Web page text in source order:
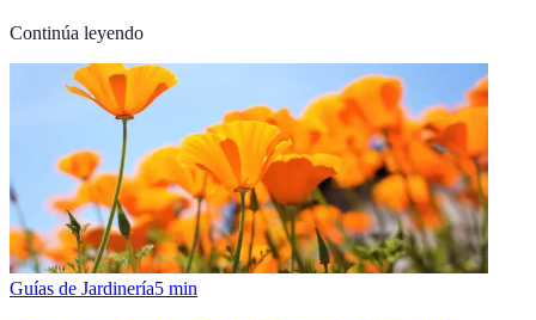
Continúa leyendo
Guías de Jardinería5 min